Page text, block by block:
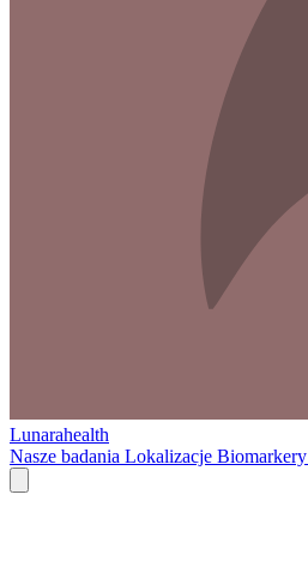
Lunarahealth
Nasze badania Lokalizacje Biomarkery